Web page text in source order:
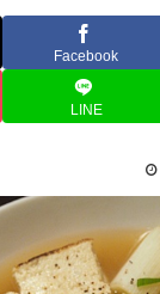
Facebook
LINE